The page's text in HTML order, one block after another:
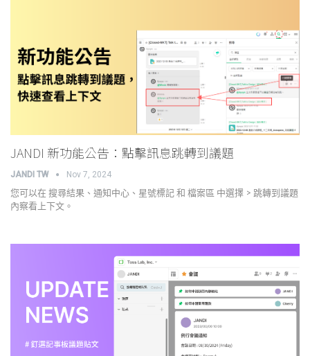
JANDI 新功能公告：點擊訊息跳轉到議題
JANDI TW Nov 7, 2024
您可以在 搜尋結果、通知中心、星號標記 和 檔案區 中選擇 > 跳轉到議題
內察看上下文。